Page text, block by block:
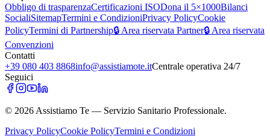
Obbligo di trasparenzaCertificazioni ISODona il 5×1000Bilanci
SocialiSitemapTermini e CondizioniPrivacy PolicyCookie
PolicyTermini di Partnership🔒 Area riservata Partner🔒 Area riservata
Convenzioni
Contatti
+39 080 403 8868info@assistiamote.itCentrale operativa 24/7
Seguici
© 2026 Assistiamo Te — Servizio Sanitario Professionale.
Privacy PolicyCookie PolicyTermini e Condizioni